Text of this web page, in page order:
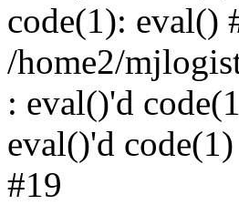
code(1): eval()
/home2/
: eval()'d
eval()'d
#19